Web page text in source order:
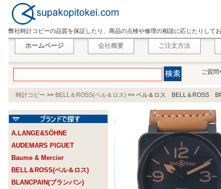
弊社時計コピーの品質を保証したり、商品の点検や修理の相談に応じたりして
ホームページ 会社概要 ご注文方法
ご質問
時計コピー >> BELL＆ROSS(ベル＆ロス) >> ベル＆ロス BELL＆ROSS
A.LANGE&SÖHNE
AUDEMARS PIGUET
Baume & Mercier
BELL＆ROSS(ベル＆ロス)
BLANCPAIN(ブランパン)